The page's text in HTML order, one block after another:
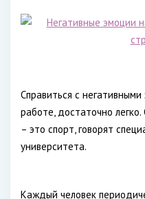
Справиться с
работе, достаточно
– это спорт, говорят
университета.
Каждый человек